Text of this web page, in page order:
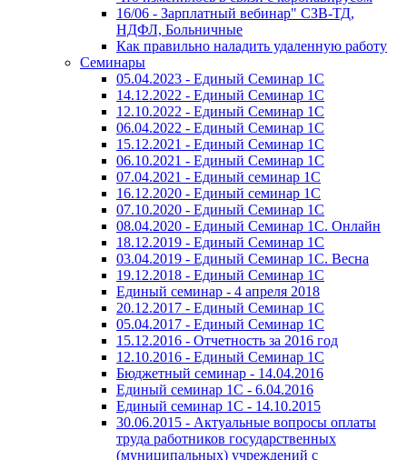
16/06 - Зарплатный вебинар" СЗВ-ТД,
НДФЛ, Больничные
Как правильно наладить удаленную работу
Семинары
05.04.2023 - Единый Семинар 1С
14.12.2022 - Единый Семинар 1С
12.10.2022 - Единый Семинар 1С
06.04.2022 - Единый Семинар 1С
15.12.2021 - Единый Семинар 1С
06.10.2021 - Единый Семинар 1С
07.04.2021 - Единый семинар 1С
16.12.2020 - Единый семинар 1С
07.10.2020 - Единый Семинар 1С
08.04.2020 - Единый Семинар 1С. Онлайн
18.12.2019 - Единый Семинар 1С
03.04.2019 - Единый Семинар 1С. Весна
19.12.2018 - Единый Семинар 1С
Единый семинар - 4 апреля 2018
20.12.2017 - Единый Семинар 1С
05.04.2017 - Единый Семинар 1С
15.12.2016 - Отчетность за 2016 год
12.10.2016 - Единый Семинар 1С
Бюджетный семинар - 14.04.2016
Единый семинар 1С - 6.04.2016
Единый семинар 1С - 14.10.2015
30.06.2015 - Актуальные вопросы оплаты
труда работников государственных
(муниципальных) учреждений с